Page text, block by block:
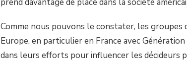
Comme nous pouvons le constater, les groupes
Europe, en particulier en France avec
dans leurs efforts pour influencer les décideurs